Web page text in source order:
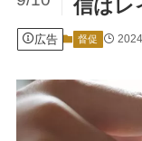
信はレ
広告 督促